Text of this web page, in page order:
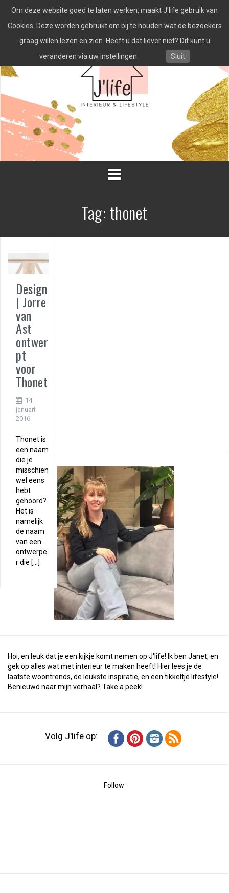
naar
inhoud
Tag: thonet
Design
| Jorre
van
Ast
ontwer
pt
voor
Thonet
14
januari
2016
Thonet is
een naam
die je
misschien
wel eens
hebt
gehoord?
Het is
namelijk
de naam
van een
ontwerpe
r die […]
Hoi, en leuk dat je een kijkje komt nemen op J'life! Ik ben Janet, en
gek op alles wat met interieur te maken heeft! Hier lees je de
laatste woontrends, de leukste inspiratie, en een tikkeltje lifestyle!
Benieuwd naar mijn verhaal? Take a peek!
Volg J'life op:
Follow
Om deze website goed te laten werken, maakt J'life gebruik van
Cookies. Deze worden gebruikt om bij te houden wat de bezoekers
graag willen lezen en zien. Heeft u dat liever niet? Dit kunt u
veranderen via uw instellingen.
Sluit